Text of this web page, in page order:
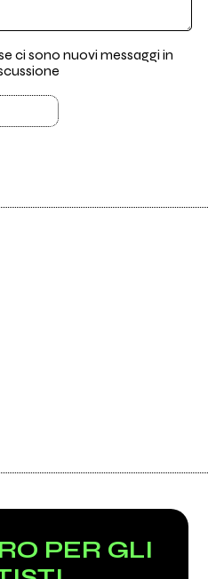
ci sono nuovi messaggi in
PER GLI